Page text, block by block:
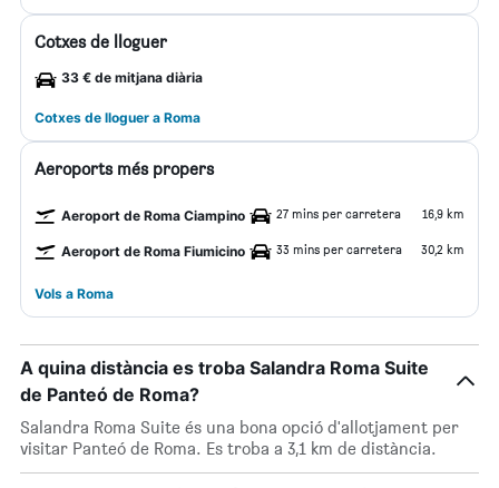
Cotxes de lloguer
33 € de mitjana diària
Cotxes de lloguer a Roma
Aeroports més propers
Aeroport de Roma Ciampino 27 mins per carretera 16,9 km
Aeroport de Roma Fiumicino 33 mins per carretera 30,2 km
Vols a Roma
A quina distància es troba Salandra Roma Suite
de Panteó de Roma?
Salandra Roma Suite és una bona opció d'allotjament per
visitar Panteó de Roma. Es troba a 3,1 km de distància.